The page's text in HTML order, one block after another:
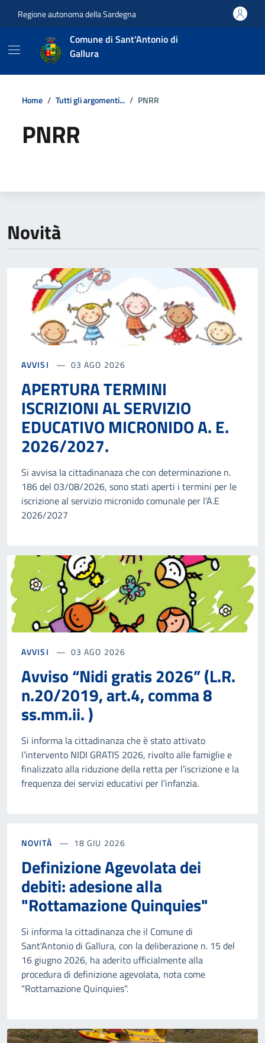
Regione autonoma della Sardegna
Comune di Sant'Antonio di
Gallura
Home Tutti gli argomenti... PNRR
PNRR
Novità
AVVISI 03 AGO 2026
APERTURA TERMINI
ISCRIZIONI AL SERVIZIO
EDUCATIVO MICRONIDO A. E.
2026/2027.
Si avvisa la cittadinanaza che con determinazione n.
186 del 03/08/2026, sono stati aperti i termini per le
iscrizione al servizio micronido comunale per l'A.E
2026/2027
AVVISI 03 AGO 2026
Avviso “Nidi gratis 2026” (L.R.
n.20/2019, art.4, comma 8
ss.mm.ii. )
Si informa la cittadinanza che è stato attivato
l’intervento NIDI GRATIS 2026, rivolto alle famiglie e
finalizzato alla riduzione della retta per l’iscrizione e la
frequenza dei servizi educativi per l’infanzia.
NOVITÀ 18 GIU 2026
Definizione Agevolata dei
debiti: adesione alla
"Rottamazione Quinquies"
Si informa la cittadinanza che il Comune di
Sant'Antonio di Gallura, con la deliberazione n. 15 del
16 giugno 2026, ha aderito ufficialmente alla
procedura di definizione agevolata, nota come
"Rottamazione Quinquies".